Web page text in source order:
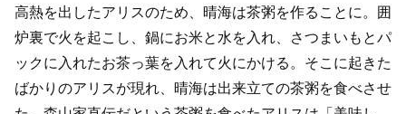
高熱を出したアリスのため、晴海は茶粥を作ることに。囲
炉裏で火を起こし、鍋にお米と水を入れ、さつまいもとパ
ックに入れたお茶っ葉を入れて火にかける。そこに起きた
ばかりのアリスが現れ、晴海は出来立ての茶粥を食べさせ